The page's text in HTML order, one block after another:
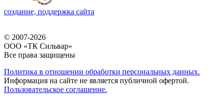
создание, поддержка сайта
© 2007-2026
ООО «ТК Сильвар»
Все права защищены
Политика в отношении обработки персональных данных.
Информация на сайте не является публичной офертой.
Пользовательское соглашение.